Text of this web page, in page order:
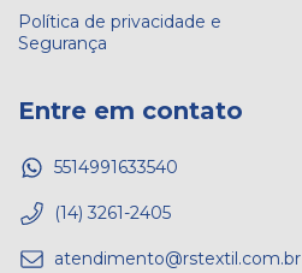
Política de privacidade e
Segurança
Entre em contato
5514991633540
(14) 3261-2405
atendimento@rstextil.com.br